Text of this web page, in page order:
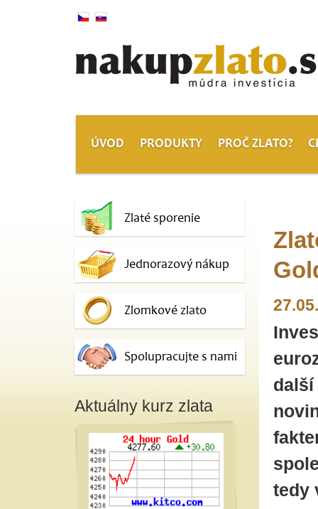
ÚVOD PRODUKTY PROČ ZLATO?
Zlaté sporenie
Jednorazový nákup
Zlomkové zlato
Spolupracujte s nami
Aktuálny kurz zlata
další
tedy